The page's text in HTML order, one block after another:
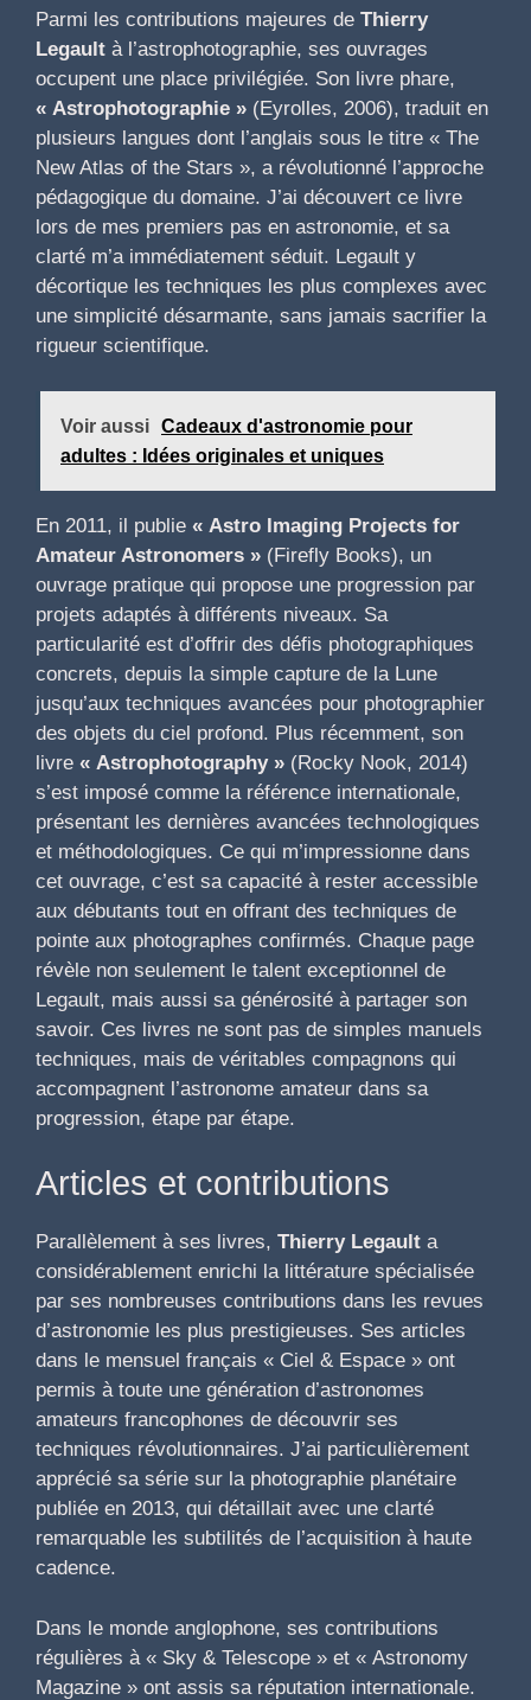
Parmi les contributions majeures de Thierry
Legault à l’astrophotographie, ses ouvrages
occupent une place privilégiée. Son livre phare,
« Astrophotographie » (Eyrolles, 2006), traduit en
plusieurs langues dont l’anglais sous le titre « The
New Atlas of the Stars », a révolutionné l’approche
pédagogique du domaine. J’ai découvert ce livre
lors de mes premiers pas en astronomie, et sa
clarté m’a immédiatement séduit. Legault y
décortique les techniques les plus complexes avec
une simplicité désarmante, sans jamais sacrifier la
rigueur scientifique.
Voir aussi Cadeaux d'astronomie pour
adultes : Idées originales et uniques
En 2011, il publie « Astro Imaging Projects for
Amateur Astronomers » (Firefly Books), un
ouvrage pratique qui propose une progression par
projets adaptés à différents niveaux. Sa
particularité est d’offrir des défis photographiques
concrets, depuis la simple capture de la Lune
jusqu’aux techniques avancées pour photographier
des objets du ciel profond. Plus récemment, son
livre « Astrophotography » (Rocky Nook, 2014)
s’est imposé comme la référence internationale,
présentant les dernières avancées technologiques
et méthodologiques. Ce qui m’impressionne dans
cet ouvrage, c’est sa capacité à rester accessible
aux débutants tout en offrant des techniques de
pointe aux photographes confirmés. Chaque page
révèle non seulement le talent exceptionnel de
Legault, mais aussi sa générosité à partager son
savoir. Ces livres ne sont pas de simples manuels
techniques, mais de véritables compagnons qui
accompagnent l’astronome amateur dans sa
progression, étape par étape.
Articles et contributions
Parallèlement à ses livres, Thierry Legault a
considérablement enrichi la littérature spécialisée
par ses nombreuses contributions dans les revues
d’astronomie les plus prestigieuses. Ses articles
dans le mensuel français « Ciel & Espace » ont
permis à toute une génération d’astronomes
amateurs francophones de découvrir ses
techniques révolutionnaires. J’ai particulièrement
apprécié sa série sur la photographie planétaire
publiée en 2013, qui détaillait avec une clarté
remarquable les subtilités de l’acquisition à haute
cadence.
Dans le monde anglophone, ses contributions
régulières à « Sky & Telescope » et « Astronomy
Magazine » ont assis sa réputation internationale.